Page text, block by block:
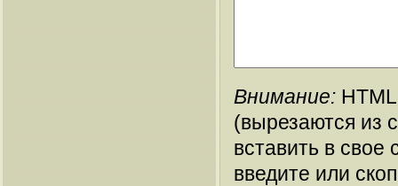
Внимание:
(вырезаются из
вставить в
введите или